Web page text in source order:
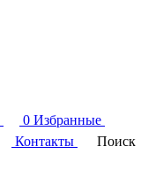
0 Избранные
Контакты
Поиск